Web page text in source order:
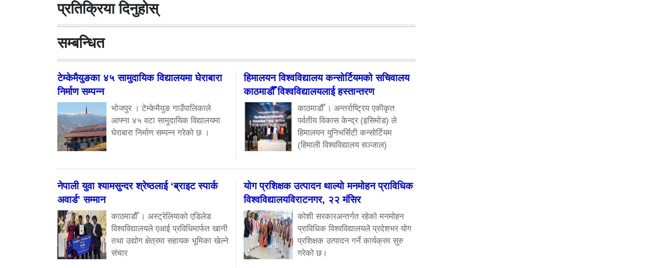
प्रतिक्रिया दिनुहोस्
सम्बन्धित
टेम्केमैयुङका ४५ सामुदायिक विद्यालयमा घेराबारा
निर्माण सम्पन्न
भोजपुर । टेम्केमैयुङ गाउँपालिकाले
आफ्ना ४५ वटा सामुदायिक विद्यालयमा
घेराबारा निर्माण सम्पन्न गरेको छ ।
हिमालयन विश्वविद्यालय कन्सोर्टियमको सचिवालय
काठमाडौँ विश्वविद्यालयलाई हस्तान्तरण
काठमाडौँ । अन्तर्राष्ट्रिय एकीकृत
पर्वतीय विकास केन्द्र (इसिमोड) ले
हिमालयन युनिभर्सिटी कन्सोर्टियम
(हिमाली विश्वविद्यालय सञ्जाल)
नेपाली युवा श्यामसुन्दर श्रेष्ठलाई ‘ब्राइट स्पार्क
अवार्ड’ सम्मान
काठमाडौँ । अस्ट्रेलियाको एडिलेड
विश्वविद्यालयले एआई प्रविधिमार्फत खानी
तथा उद्योग क्षेत्रमा सहायक भूमिका खेल्ने
संचार
योग प्रशिक्षक उत्पादन थाल्यो मनमोहन प्राविधिक
विश्वविद्यालयविराटनगर, २२ मंसिर
कोशी सरकारअन्तर्गत रहेको मनमोहन
प्राविधिक विश्वविद्यालयले प्रदेशभर योग
प्रशिक्षक उत्पादन गर्ने कार्यक्रम सुरु
गरेको छ।